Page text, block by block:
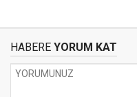
HABERE YORUM KAT